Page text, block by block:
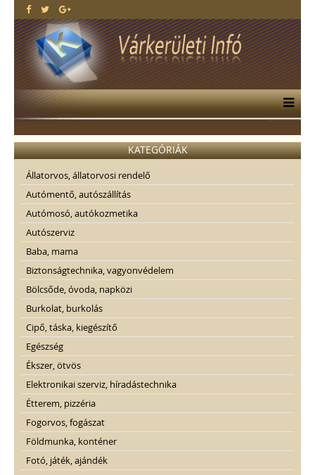
KATEGÓRIÁK
Állatorvos, állatorvosi rendelő
Autómentő, autószállítás
Autómosó, autókozmetika
Autószerviz
Baba, mama
Biztonságtechnika, vagyonvédelem
Bölcsőde, óvoda, napközi
Burkolat, burkolás
Cipő, táska, kiegészítő
Egészség
Ékszer, ötvös
Elektronikai szerviz, híradástechnika
Étterem, pizzéria
Fogorvos, fogászat
Földmunka, konténer
Fotó, játék, ajándék